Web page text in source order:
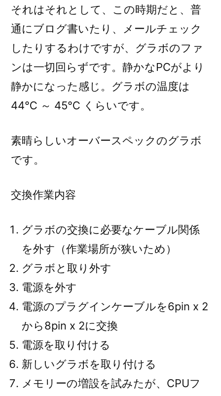
それはそれとして、この時期だと、普
通にブログ書いたり、メールチェック
したりするわけですが、グラボのファ
ンは一切回らずです。静かなPCがより
静かになった感じ。グラボの温度は
44℃ ～ 45℃ くらいです。
素晴らしいオーバースペックのグラボ
です。
交換作業内容
グラボの交換に必要なケーブル関係
を外す（作業場所が狭いため）
グラボと取り外す
電源を外す
電源のプラグインケーブルを6pin x 2
から8pin x 2に交換
電源を取り付ける
新しいグラボを取り付ける
メモリーの増設を試みたが、CPUフ